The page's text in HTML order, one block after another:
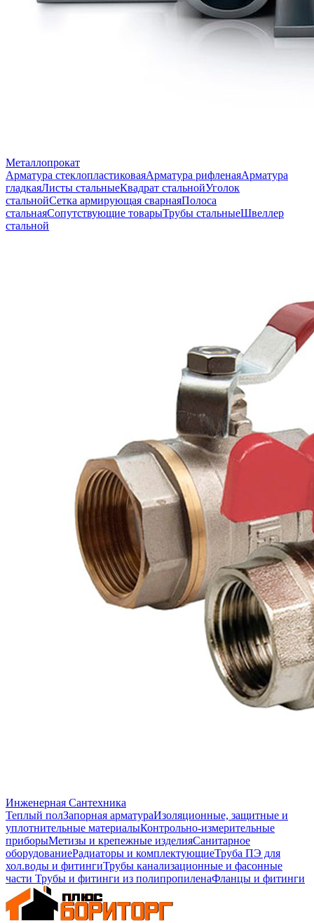
Металлопрокат
Арматура стеклопластиковаяАрматура рифленаяАрматура
гладкаяЛисты стальныеКвадрат стальнойУголок
стальнойСетка армирующая сварнаяПолоса
стальнаяСопутствующие товарыТрубы стальныеШвеллер
стальной
Инженерная Сантехника
Теплый полЗапорная арматураИзоляционные, защитные и
уплотнительные материалыКонтрольно-измерительные
приборыМетизы и крепежные изделияСанитарное
оборудованиеРадиаторы и комплектующиеТруба ПЭ для
хол.воды и фитингиТрубы канализационные и фасонные
части Трубы и фитинги из полипропиленаФланцы и фитинги